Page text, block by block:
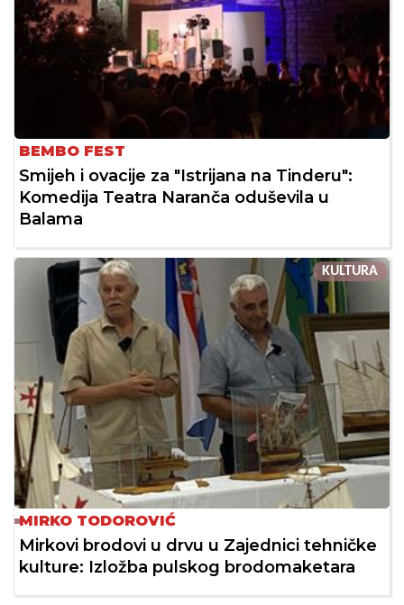
BEMBO FEST
Smijeh i ovacije za "Istrijana na Tinderu":
Komedija Teatra Naranča oduševila u
Balama
KULTURA
MIRKO TODOROVIĆ
Mirkovi brodovi u drvu u Zajednici tehničke
kulture: Izložba pulskog brodomaketara